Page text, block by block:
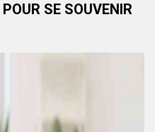
SE SOUVENIR